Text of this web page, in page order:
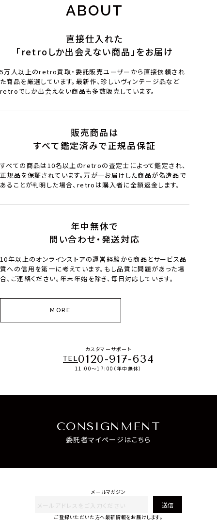
ABOUT
直接仕入れた
「retroしか出会えない商品」をお届け
5万人以上のretro買取・委託販売ユーザーから直接依頼され
た商品を厳選しています。最新作、珍しいヴィンテージ品など
retroでしか出会えない商品も多数販売しています。
販売商品は
すべて鑑定済みで正規品保証
すべての商品は10名以上のretroの査定士によって鑑定され、
正規品を保証されています。万が一お届けした商品が偽造品で
あることが判明した場合、retroは購入者に全額返金します。
年中無休で
問い合わせ・発送対応
10年以上のオンラインストアの運営経験から商品とサービス品
質への信用を第一に考えています。もし品質に問題があった場
合、ご連絡ください。年末年始を除き、毎日対応しています。
MORE
カスタマーサポート
TEL0120-917-634
11:00～17:00（年中無休）
CONSIGNMENT
委託者マイページはこちら
メールマガジン
送信
ご登録いただいた方へ最新情報をお届けします。